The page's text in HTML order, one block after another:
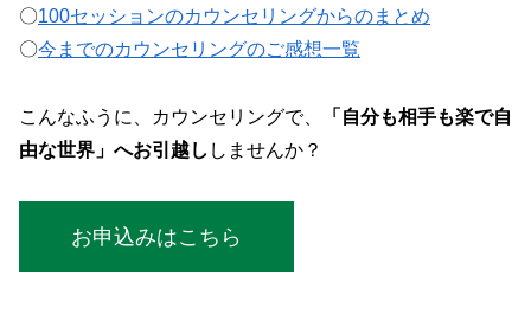
〇100セッションのカウンセリングからのまとめ
〇今までのカウンセリングのご感想一覧
こんなふうに、カウンセリングで、
「自分も相手も楽で自
由な世界」へお引越し しませんか？
お申込みはこちら